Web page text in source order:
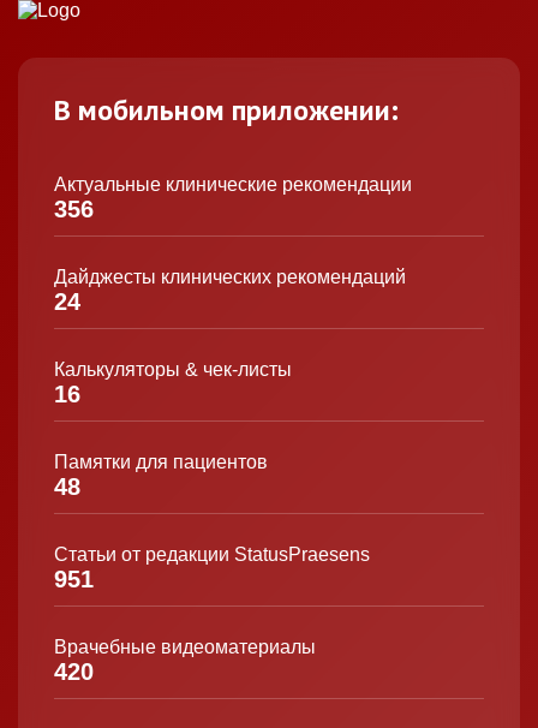
В мобильном приложении:
Актуальные клинические рекомендации
356
Дайджесты клинических рекомендаций
24
Калькуляторы & чек-листы
16
Памятки для пациентов
48
Статьи от редакции StatusPraesens
951
Врачебные видеоматериалы
420